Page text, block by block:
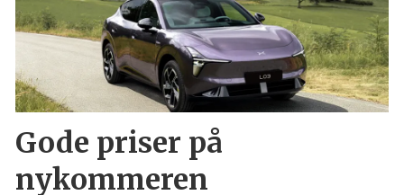
Gode priser på
nykommeren